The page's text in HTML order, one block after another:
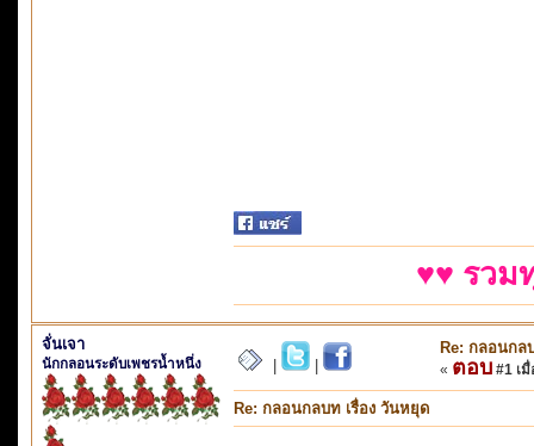
♥♥ รวม
จั่นเจา
นักกลอนระดับเพชรน้ำหนึ่ง
Re: กลอนกล
« ตอบ #1 เมื่
Re: กลอนกลบท เรื่อง วันหยุด